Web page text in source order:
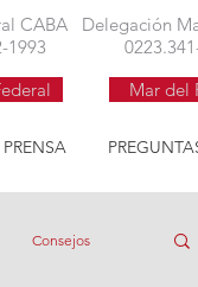
CABA
1993
Delegación
Mar del
PRENSA
Consejos